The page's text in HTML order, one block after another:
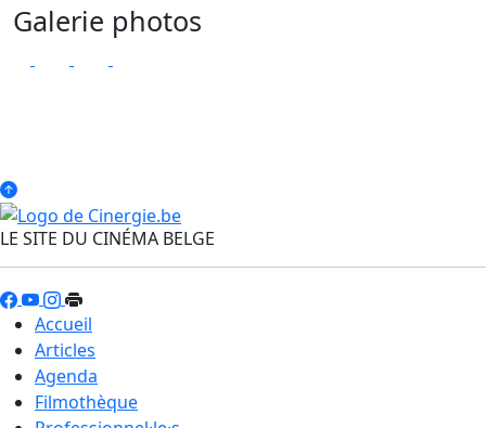
Galerie photos
LE SITE DU CINÉMA BELGE
Accueil
Articles
Agenda
Filmothèque